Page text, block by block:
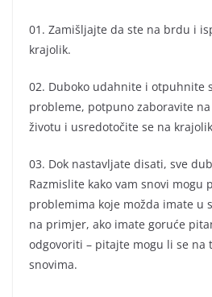
01. Zamišljajte da ste na brdu i
krajolik.
02. Duboko udahnite i otpuhnite
probleme, potpuno zaboravite
životu i usredotočite se na
03. Dok nastavljate disati, sve
Razmislite kako vam snovi mogu
problemima koje možda imate u
na primjer, ako imate goruće
odgovoriti – pitajte mogu li se na
snovima.